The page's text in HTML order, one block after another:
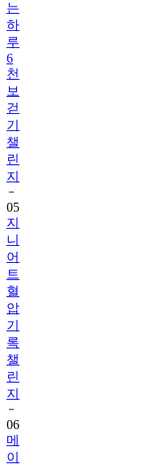
루
6
천
보
걷
기
챌
린
지
05
지
니
어
트
혈
압
기
록
챌
린
지
06
메
이
퓨